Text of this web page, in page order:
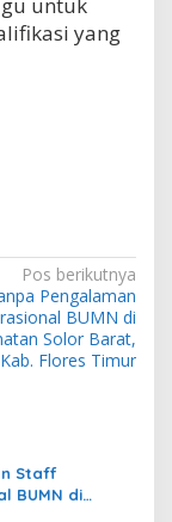
untuk
yang
Pos berikutnya
Pengalaman
BUMN di
Solor Barat,
Kab. Flores Timur
Staff
BUMN di